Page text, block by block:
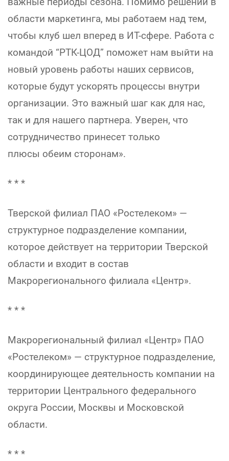
области маркетинга, мы работаем над тем,
чтобы клуб шел вперед в ИТ-сфере. Работа с
командой “РТК-ЦОД” поможет нам выйти на
новый уровень работы наших сервисов,
которые будут ускорять процессы внутри
организации. Это важный шаг как для нас,
так и для нашего партнера. Уверен, что
сотрудничество принесет только
плюсы обеим сторонам».
* * *
Тверской филиал ПАО «Ростелеком» —
структурное подразделение компании,
которое действует на территории Тверской
области и входит в состав
Макрорегионального филиала «Центр».
* * *
Макрорегиональный филиал «Центр» ПАО
«Ростелеком» — структурное подразделение,
координирующее деятельность компании на
территории Центрального федерального
округа России, Москвы и Московской
области.
* * *